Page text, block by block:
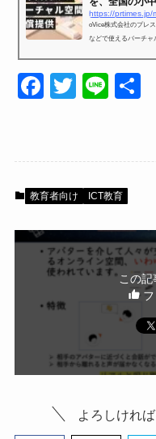
https://
oVice株式会社のプレ
などで使えるバーチャ
F
e
b
o
k
T
er
Li
教育者向け ICT教育
この
フ
よろしけれ